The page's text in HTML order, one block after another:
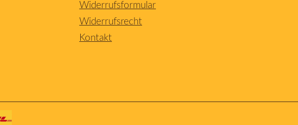
Widerrufsformular
Widerrufsrecht
Kontakt